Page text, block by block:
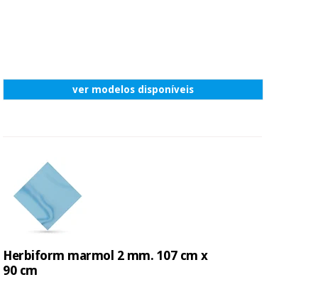
ver modelos disponíveis
Herbiform marmol 2 mm. 107 cm x
90 cm